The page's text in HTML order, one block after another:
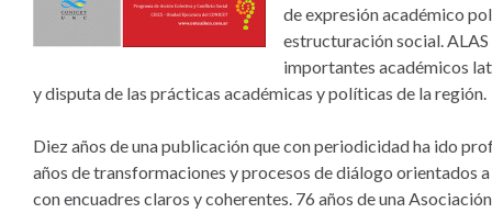
de expresión académico
estructuración social.
importantes académicos
y disputa de las prácticas académicas y políticas de la región.
Diez años de una publicación que con periodicidad ha ido
años de transformaciones y procesos de diálogo orientados
con encuadres claros y coherentes. 76 años de una